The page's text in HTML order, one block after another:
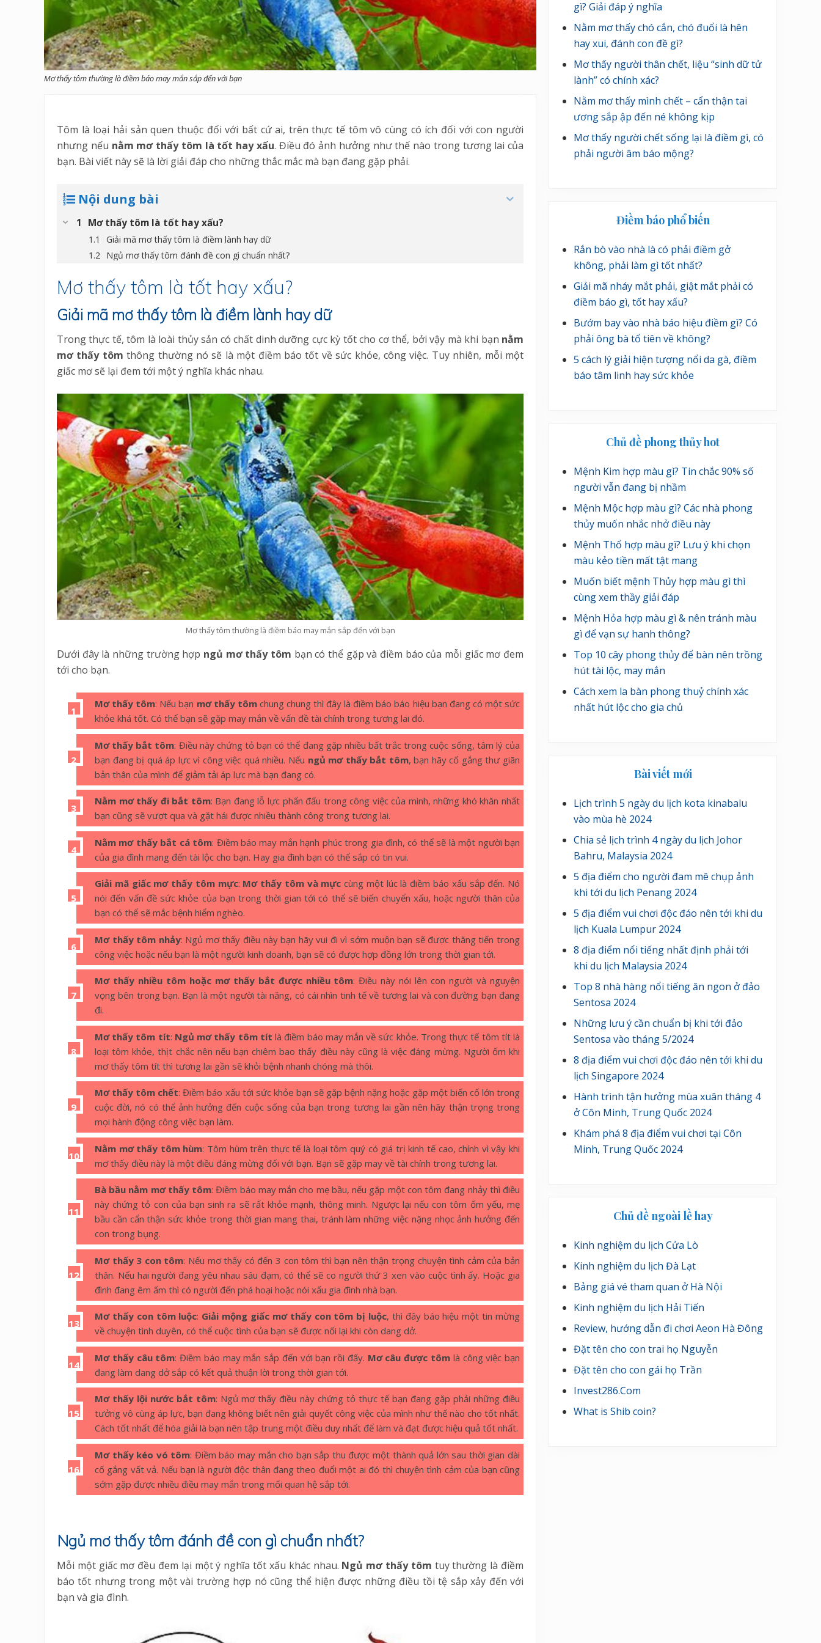
Mơ thấy tôm thường là điềm báo may mắn sắp đến với bạn
Tôm là loại hải sản quen thuộc đối với bất cứ ai, trên thực tế tôm vô cùng có ích đối với con người
nhưng nếu nằm mơ thấy tôm là tốt hay xấu. Điều đó ảnh hưởng như thế nào trong tương lai của
bạn. Bài viết này sẽ là lời giải đáp cho những thắc mắc mà bạn đang gặp phải.
Nội dung bài
Mơ thấy tôm là tốt hay xấu?
Giải mã mơ thấy tôm là điềm lành hay dữ
Ngủ mơ thấy tôm đánh đề con gì chuẩn nhất?
Mơ thấy tôm là tốt hay xấu?
Giải mã mơ thấy tôm là điềm lành hay dữ
Trong thực tế, tôm là loài thủy sản có chất dinh dưỡng cực kỳ tốt cho cơ thể, bởi vậy mà khi bạn nằm
mơ thấy tôm thông thường nó sẽ là một điềm báo tốt về sức khỏe, công việc. Tuy nhiên, mỗi một
giấc mơ sẽ lại đem tới một ý nghĩa khác nhau.
Mơ thấy tôm thường là điềm báo may mắn sắp đến với bạn
Dưới đây là những trường hợp ngủ mơ thấy tôm bạn có thể gặp và điềm báo của mỗi giấc mơ đem
tới cho bạn.
Mơ thấy tôm: Nếu bạn mơ thấy tômchung chung thì đây là điềm báo báo hiệu bạn đang có một sức
khỏe khá tốt. Có thể bạn sẽ gặp may mắn về vấn đề tài chính trong tương lai đó.
Mơ thấy bắt tôm: Điều này chứng tỏ bạn có thể đang gặp nhiều bất trắc trong cuộc sống, tâm lý của
bạn đang bị quá áp lực vì công việc quá nhiều. Nếu ngủ mơ thấy bắt tôm, bạn hãy cố gắng thư giãn
bản thân của mình để giảm tải áp lực mà bạn đang có.
Nằm mơ thấy đi bắt tôm: Bạn đang lỗ lực phấn đấu trong công việc của mình, những khó khăn nhất
bạn cũng sẽ vượt qua và gặt hái được nhiều thành công trong tương lai.
Nằm mơ thấy bắt cá tôm: Điềm báo may mắn hạnh phúc trong gia đình, có thể sẽ là một người bạn
của gia đình mang đến tài lộc cho bạn. Hay gia đình bạn có thể sắp có tin vui.
Giải mã giấc mơ thấy tôm mực: Mơ thấy tôm và mực cùng một lúc là điềm báo xấu sắp đến. Nó
nói đến vấn đề sức khỏe của bạn trong thời gian tới có thể sẽ biến chuyển xấu, hoặc người thân của
bạn có thể sẽ mắc bệnh hiểm nghèo.
Mơ thấy tôm nhảy: Ngủ mơ thấy điều này bạn hãy vui đi vì sớm muộn bạn sẽ được thăng tiến trong
công việc hoặc nếu bạn là một người kinh doanh, bạn sẽ có được hợp đồng lớn trong thời gian tới.
Mơ thấy nhiều tôm hoặc mơ thấy bắt được nhiều tôm: Điều này nói lên con người và nguyện
vọng bên trong bạn. Bạn là một người tài năng, có cái nhìn tinh tế về tương lai và con đường bạn đang
đi.
Mơ thấy tôm tít: Ngủ mơ thấy tôm tít là điềm báo may mắn về sức khỏe. Trong thực tế tôm tít là
loại tôm khỏe, thịt chắc nên nếu bạn chiêm bao thấy điều này cũng là việc đáng mừng. Người ốm khi
mơ thấy tôm tít thì tương lai gần sẽ khỏi bệnh nhanh chóng mà thôi.
Mơ thấy tôm chết: Điềm báo xấu tới sức khỏe bạn sẽ gặp bệnh nặng hoặc gặp một biến cố lớn trong
cuộc đời, nó có thể ảnh hưởng đến cuộc sống của bạn trong tương lai gần nên hãy thận trọng trong
mọi hành động công việc bạn làm.
Nằm mơ thấy tôm hùm: Tôm hùm trên thực tế là loại tôm quý có giá trị kinh tế cao, chính vì vậy khi
mơ thấy điều này là một điều đáng mừng đối với bạn. Bạn sẽ gặp may về tài chính trong tương lai.
Bà bầu nằm mơ thấy tôm: Điềm báo may mắn cho mẹ bầu, nếu gặp một con tôm đang nhảy thì điều
này chứng tỏ con của bạn sinh ra sẽ rất khỏe mạnh, thông minh. Ngược lại nếu con tôm ốm yếu, mẹ
bầu cần cẩn thận sức khỏe trong thời gian mang thai, tránh làm những việc nặng nhọc ảnh hưởng đến
con trong bụng.
Mơ thấy 3 con tôm: Nếu mơ thấy có đến 3 con tôm thì bạn nên thận trọng chuyện tình cảm của bản
thân. Nếu hai người đang yêu nhau sâu đạm, có thể sẽ co người thứ 3 xen vào cuộc tình ấy. Hoặc gia
đình đang êm ấm thì có người đến phá hoại hoặc nói xấu gia đình nhà bạn.
Mơ thấy con tôm luộc: Giải mộng giấc mơ thấy con tôm bị luộc, thì đây báo hiệu một tin mừng
về chuyện tình duyên, có thể cuộc tình của bạn sẽ được nối lại khi còn dang dở.
Mơ thấy câu tôm: Điềm báo may mắn sắp đến với bạn rồi đấy. Mơ câu được tômlà công việc bạn
đang làm dang dở sắp có kết quả thuận lời trong thời gian tới.
Mơ thấy lội nước bắt tôm: Ngủ mơ thấy điều này chứng tỏ thực tế bạn đang gặp phải những điều
tưởng vô cùng áp lực, bạn đang không biết nên giải quyết công việc của mình như thế nào cho tốt nhất.
Cách tốt nhất để hóa giải là bạn nên tập trung một điều duy nhất để làm và đạt được hiệu quả tốt nhất.
Mơ thấy kéo vó tôm: Điềm báo may mắn cho bạn sắp thu được một thành quả lớn sau thời gian dài
cố gắng vất vả. Nếu bạn là người độc thân đang theo đuổi một ai đó thì chuyện tình cảm của bạn cũng
sớm gặp được nhiều điều may mắn trong mối quan hệ sắp tới.
Ngủ mơ thấy tôm đánh đề con gì chuẩn nhất?
Mỗi một giấc mơ đều đem lại một ý nghĩa tốt xấu khác nhau. Ngủ mơ thấy tôm tuy thường là điềm
báo tốt nhưng trong một vài trường hợp nó cũng thể hiện được những điều tồi tệ sắp xảy đến với
bạn và gia đình.
gì? Giải đáp ý nghĩa
Nằm mơ thấy chó cắn, chó đuổi là hên
hay xui, đánh con đề gì?
Mơ thấy người thân chết, liệu “sinh dữ tử
lành” có chính xác?
Nằm mơ thấy mình chết – cẩn thận tai
ương sắp ập đến né không kịp
Mơ thấy người chết sống lại là điềm gì, có
phải người âm báo mộng?
Điềm báo phổ biến
Rắn bò vào nhà là có phải điềm gở
không, phải làm gì tốt nhất?
Giải mã nháy mắt phải, giật mắt phải có
điềm báo gì, tốt hay xấu?
Bướm bay vào nhà báo hiệu điềm gì? Có
phải ông bà tổ tiên về không?
5 cách lý giải hiện tượng nổi da gà, điềm
báo tâm linh hay sức khỏe
Chủ đề phong thủy hot
Mệnh Kim hợp màu gì? Tin chắc 90% số
người vẫn đang bị nhầm
Mệnh Mộc hợp màu gì? Các nhà phong
thủy muốn nhắc nhở điều này
Mệnh Thổ hợp màu gì? Lưu ý khi chọn
màu kẻo tiền mất tật mang
Muốn biết mệnh Thủy hợp màu gì thì
cùng xem thầy giải đáp
Mệnh Hỏa hợp màu gì & nên tránh màu
gì để vạn sự hanh thông?
Top 10 cây phong thủy để bàn nên trồng
hút tài lộc, may mắn
Cách xem la bàn phong thuỷ chính xác
nhất hút lộc cho gia chủ
Bài viết mới
Lịch trình 5 ngày du lịch kota kinabalu
vào mùa hè 2024
Chia sẻ lịch trình 4 ngày du lịch Johor
Bahru, Malaysia 2024
5 địa điểm cho người đam mê chụp ảnh
khi tới du lịch Penang 2024
5 địa điểm vui chơi độc đáo nên tới khi du
lịch Kuala Lumpur 2024
8 địa điểm nổi tiếng nhất định phải tới
khi du lịch Malaysia 2024
Top 8 nhà hàng nổi tiếng ăn ngon ở đảo
Sentosa 2024
Những lưu ý cần chuẩn bị khi tới đảo
Sentosa vào tháng 5/2024
8 địa điểm vui chơi độc đáo nên tới khi du
lịch Singapore 2024
Hành trình tận hưởng mùa xuân tháng 4
ở Côn Minh, Trung Quốc 2024
Khám phá 8 địa điểm vui chơi tại Côn
Minh, Trung Quốc 2024
Chủ đề ngoài lề hay
Kinh nghiệm du lịch Cửa Lò
Kinh nghiệm du lịch Đà Lạt
Bảng giá vé tham quan ở Hà Nội
Kinh nghiệm du lịch Hải Tiến
Review, hướng dẫn đi chơi Aeon Hà Đông
Đặt tên cho con trai họ Nguyễn
Đặt tên cho con gái họ Trần
Invest286.Com
What is Shib coin?